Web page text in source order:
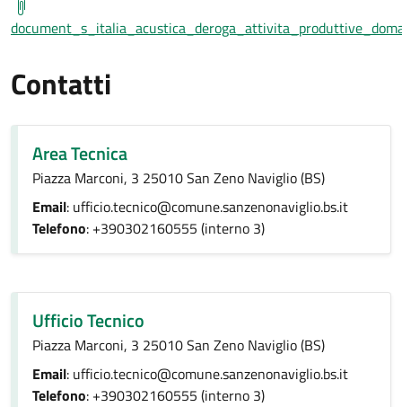
Contatti
Area Tecnica
Piazza Marconi, 3 25010 San Zeno Naviglio (BS)
Email: ufficio.tecnico@comune.sanzenonaviglio.bs.it
Telefono: +390302160555 (interno 3)
Ufficio Tecnico
Piazza Marconi, 3 25010 San Zeno Naviglio (BS)
Email: ufficio.tecnico@comune.sanzenonaviglio.bs.it
Telefono: +390302160555 (interno 3)